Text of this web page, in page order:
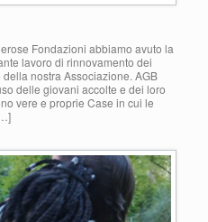
Fondazioni abbiamo avuto la
lavoro di rinnovamento dei
nostra Associazione. AGB
delle giovani accolte e dei loro
vere e proprie Case in cui le